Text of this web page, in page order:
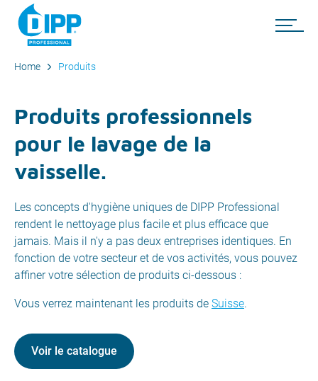
Home Produits
Produits professionnels
pour le lavage de la
vaisselle.
Les concepts d'hygiène uniques de DIPP Professional
rendent le nettoyage plus facile et plus efficace que
jamais. Mais il n'y a pas deux entreprises identiques. En
fonction de votre secteur et de vos activités, vous pouvez
affiner votre sélection de produits ci-dessous :
Vous verrez maintenant les produits de Suisse.
Voir le catalogue